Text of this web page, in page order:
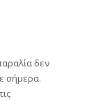
δεν
σήμερα.